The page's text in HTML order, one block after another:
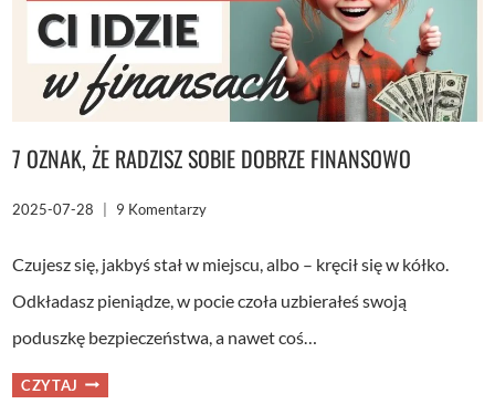
7 OZNAK, ŻE RADZISZ SOBIE DOBRZE FINANSOWO
2025-07-28 9 Komentarzy
Czujesz się, jakbyś stał w miejscu, albo – kręcił się w kółko.
Odkładasz pieniądze, w pocie czoła uzbierałeś swoją
poduszkę bezpieczeństwa, a nawet coś…
CZYTAJ 7
OZNAK,